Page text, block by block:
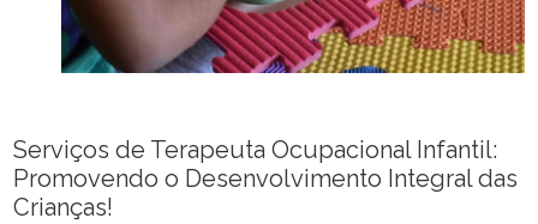
Serviços de Terapeuta Ocupacional Infantil:
Promovendo o Desenvolvimento Integral das
Crianças!